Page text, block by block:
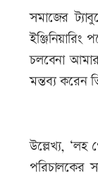
সমাজের
চলবেনা
মন্তব্য করেন
উল্লেখ্য, ‘লহ
পরিচালকের